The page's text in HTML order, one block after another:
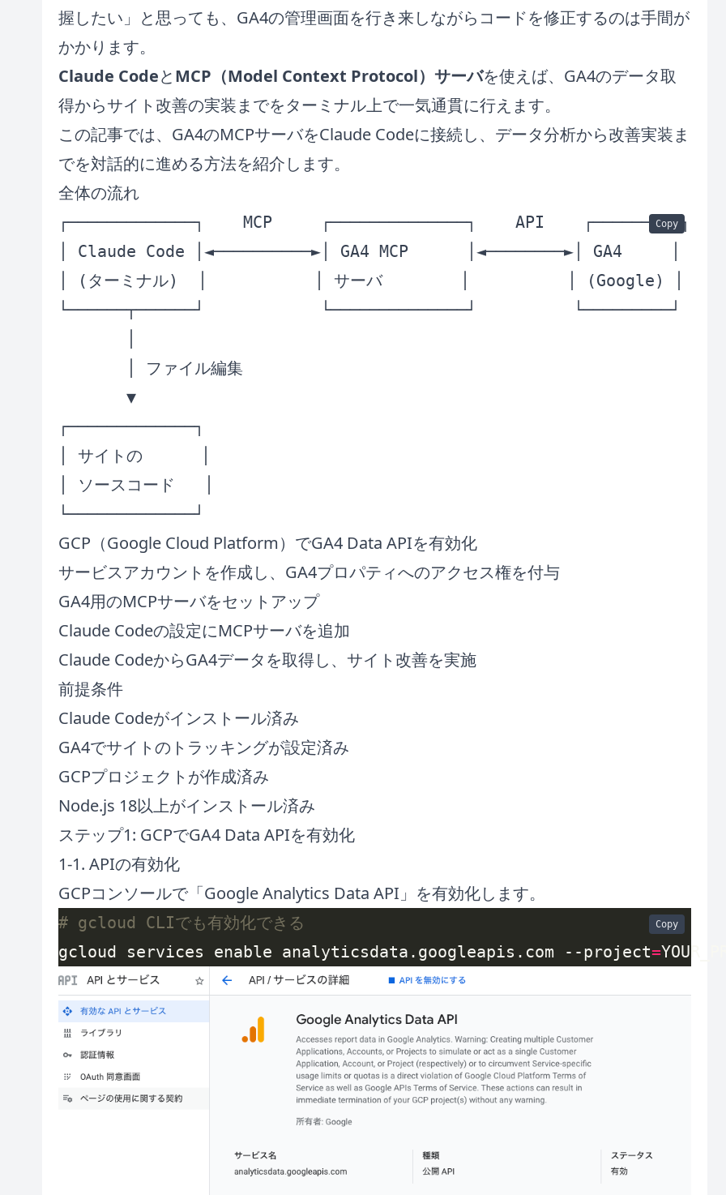
握したい」と思っても、GA4の管理画面を行き来しながらコードを修正するのは手間が
かかります。
Claude CodeとMCP（Model Context Protocol）サーバを使えば、GA4のデータ取
得からサイト改善の実装までをターミナル上で一気通貫に行えます。
この記事では、GA4のMCPサーバをClaude Codeに接続し、データ分析から改善実装ま
でを対話的に進める方法を紹介します。
全体の流れ
┌─────────────┐    MCP     ┌──────────────┐    API    ┌─────────┐
│ Claude Code │◄──────────►│ GA4 MCP      │◄────────►│ GA4     │
│ (ターミナル)  │           │ サーバ        │          │ (Google) │
└──────┬──────┘            └──────────────┘          └─────────┘
       │ ファイル編集
       ▼
┌─────────────┐
│ サイトの      │
│ ソースコード   │
Copy
GCP（Google Cloud Platform）でGA4 Data APIを有効化
サービスアカウントを作成し、GA4プロパティへのアクセス権を付与
GA4用のMCPサーバをセットアップ
Claude Codeの設定にMCPサーバを追加
Claude CodeからGA4データを取得し、サイト改善を実施
前提条件
Claude Codeがインストール済み
GA4でサイトのトラッキングが設定済み
GCPプロジェクトが作成済み
Node.js 18以上がインストール済み
ステップ1: GCPでGA4 Data APIを有効化
1-1. APIの有効化
GCPコンソールで「Google Analytics Data API」を有効化します。
# gcloud CLIでも有効化できる
gcloud services enable analyticsdata.googleapis.com --project=
Copy